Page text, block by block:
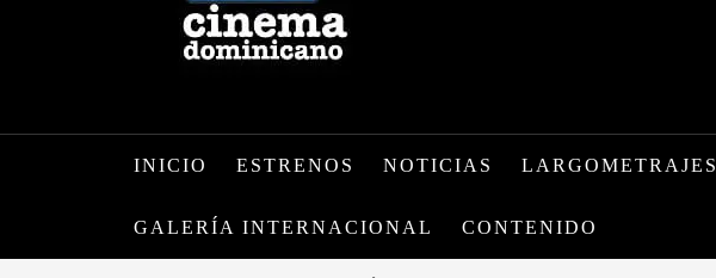
INICIO ESTRENOS NOTICIAS LARGOMETRAJES
GALERÍA INTERNACIONAL CONTENIDO